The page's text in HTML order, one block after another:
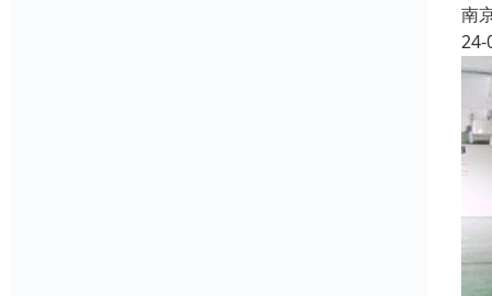
南
24-